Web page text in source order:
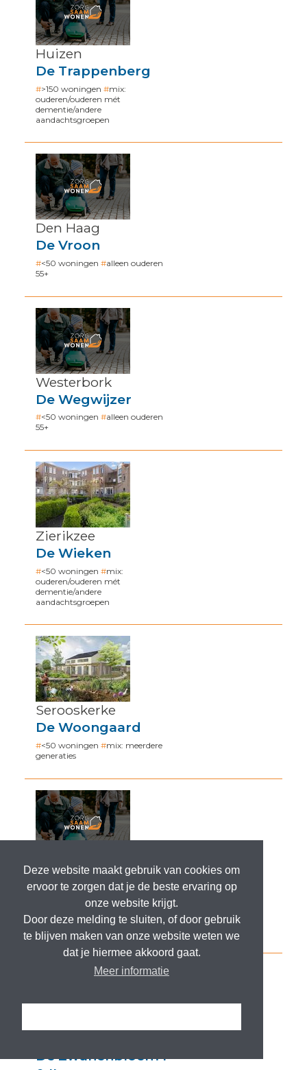
Deze website maakt gebruik van cookies om
ervoor te zorgen dat je de beste ervaring op
onze website krijgt.
Door deze melding te sluiten, of door gebruik
te blijven maken van onze website weten we
dat je hiermee akkoord gaat.
Meer informatie